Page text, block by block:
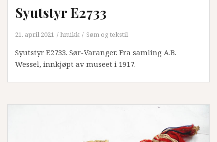
Syutstyr E2733
21. april 2021 hmikk Søm og tekstil
Syutstyr E2733. Sør-Varanger. Fra samling A.B.
Wessel, innkjøpt av museet i 1917.